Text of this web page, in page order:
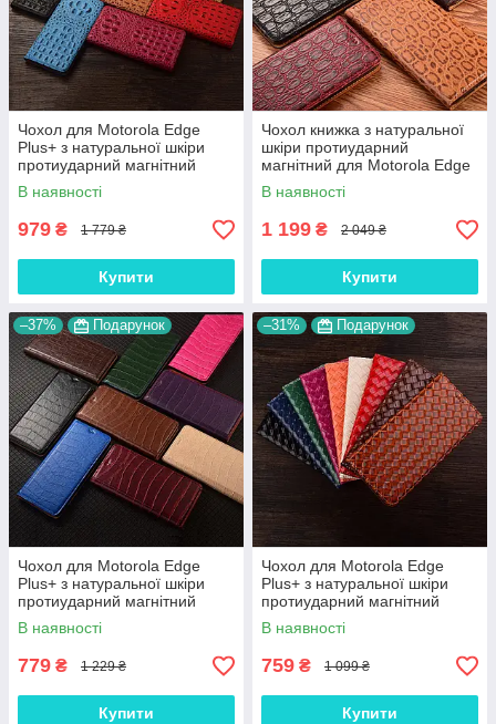
Чохол для Motorola Edge
Plus+ з натуральної шкіри
протиударний магнітний
книжка з підставкою
"CROCOHEAD"
В наявності
979 ₴ 1 779 ₴
Купити
Чохол книжка з натуральної
шкіри протиударний
магнітний для Motorola Edge
Plus+ "JACOSA"
В наявності
1 199 ₴ 2 049 ₴
Купити
–37% Подарунок
Чохол для Motorola Edge
Plus+ з натуральної шкіри
протиударний магнітний
книжка з підставкою "LUXOR"
В наявності
779 ₴ 1 229 ₴
Купити
–31% Подарунок
Чохол для Motorola Edge
Plus+ з натуральної шкіри
протиударний магнітний
книжка з підставкою
"VENETTA"
В наявності
759 ₴ 1 099 ₴
Купити